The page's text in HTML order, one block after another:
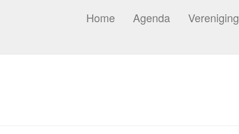
Home Agenda Vereniging